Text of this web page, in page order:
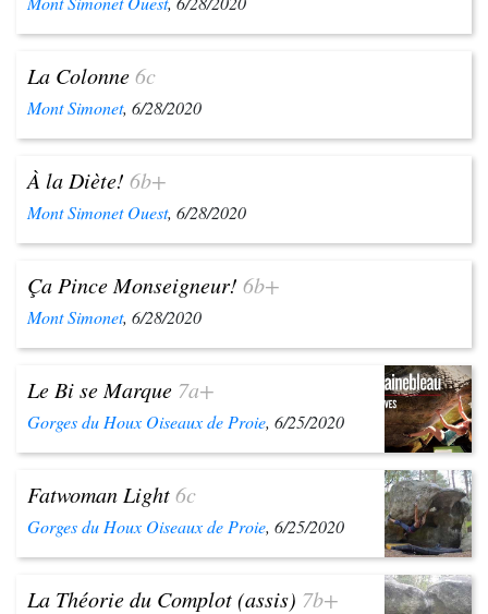
La Colonne6c
Mont Simonet, 6/28/2020
À la Diète! 6b+
Mont Simonet Ouest, 6/28/2020
Ça Pince Monseigneur! 6b+
Mont Simonet, 6/28/2020
Le Bi se Marque 7a+
Gorges du Houx Oiseaux de Proie, 6/25/2020
Fatwoman Light6c
Gorges du Houx Oiseaux de Proie, 6/25/2020
La Théorie du Complot (assis) 7b+